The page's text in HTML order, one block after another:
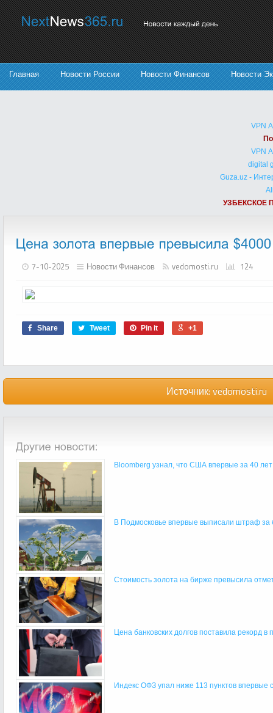
Главная Новости России Новости Финансов Новости
VPN
VPN
digital
Guza.uz -
УЗБЕКСКОЕ
7-10-2025 Новости Финансов vedomosti.ru 124
Share Tweet Pin it +1
Источник: vedomosti.ru
Bloomberg узнал, что США впервые за 40 лет
В Подмосковье впервые выписали штраф за
Стоимость золота на бирже превысила
Цена банковских долгов поставила рекорд в
Индекс ОФЗ упал ниже 113 пунктов впервые